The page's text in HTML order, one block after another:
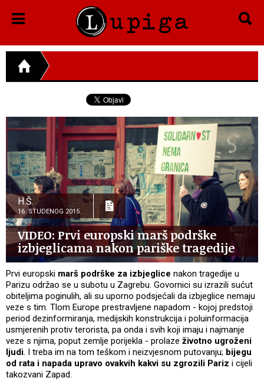
H.Š.
16. STUDENOG 2015.
VIDEO: Prvi europski marš podrške
izbjeglicama nakon pariške tragedije
Prvi europski marš podrške za izbjeglice nakon tragedije u
Parizu održao se u subotu u Zagrebu. Govornici su izrazili sućut
obiteljima poginulih, ali su uporno podsjećali da izbjeglice nemaju
veze s tim. Tlom Europe prestravljene napadom - kojoj predstoji
period dezinformiranja, medijskih konstrukcija i poluinformacija
usmjerenih protiv terorista, pa onda i svih koji imaju i najmanje
veze s njima, poput zemlje porijekla - prolaze životno ugroženi
ljudi. I treba im na tom teškom i neizvjesnom putovanju; bijegu
od rata i napada upravo ovakvih kakvi su zgrozili Pariz i cijeli
takozvani Zapad.